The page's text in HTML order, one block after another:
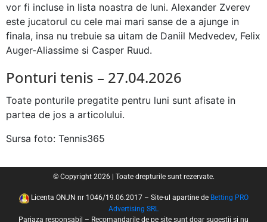
vor fi incluse in lista noastra de luni. Alexander Zverev
este jucatorul cu cele mai mari sanse de a ajunge in
finala, insa nu trebuie sa uitam de Daniil Medvedev, Felix
Auger-Aliassime si Casper Ruud.
Ponturi tenis – 27.04.2026
Toate ponturile pregatite pentru luni sunt afisate in
partea de jos a articolului.
Sursa foto: Tennis365
© Copyright 2026 | Toate drepturile sunt rezervate.
Licenta ONJN nr 1046/19.06.2017 – Site-ul apartine de Betting PRO
Advertising SRL
Pariaza responsabil – Recomandarile de pe site sunt doar sugestii si nu